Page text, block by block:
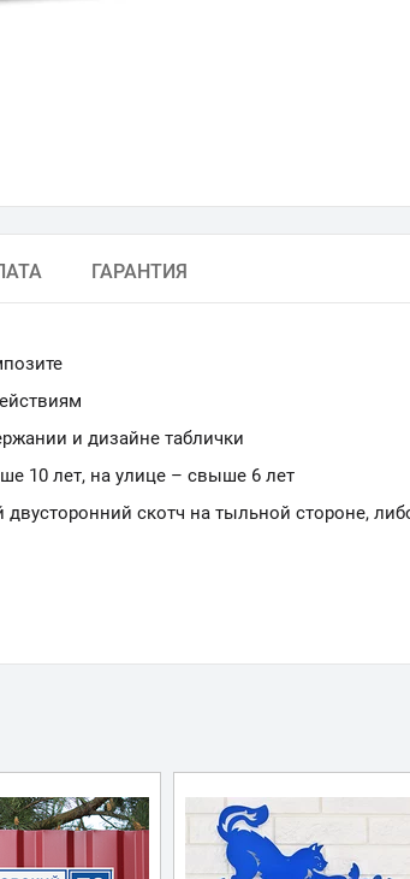
ГАРАНТИЯ
и дизайне таблички
10 лет, на улице – свыше 6 лет
скотч на тыльной стороне,